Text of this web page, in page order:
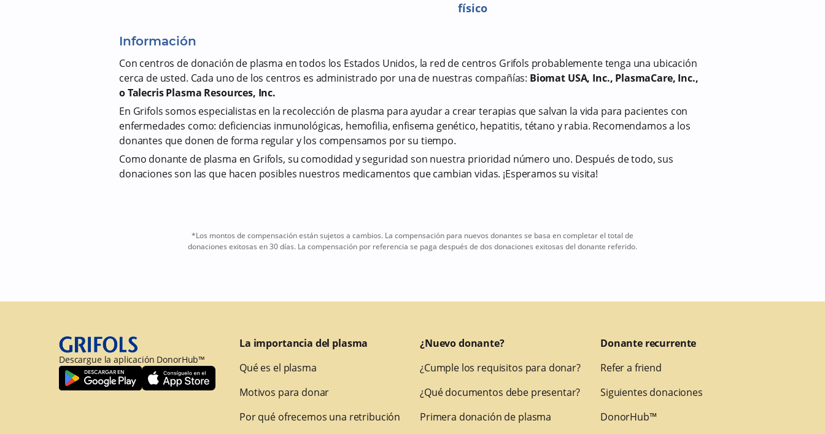
físico
Información
Con centros de donación de plasma en todos los Estados Unidos, la red de centros Grifols probablemente tenga una ubicación
cerca de usted. Cada uno de los centros es administrado por una de nuestras compañías: Biomat USA, Inc., PlasmaCare, Inc.,
o Talecris Plasma Resources, Inc.
En Grifols somos especialistas en la recolección de plasma para ayudar a crear terapias que salvan la vida para pacientes con
enfermedades como: deficiencias inmunológicas, hemofilia, enfisema genético, hepatitis, tétano y rabia. Recomendamos a los
donantes que donen de forma regular y los compensamos por su tiempo.
Como donante de plasma en Grifols, su comodidad y seguridad son nuestra prioridad número uno. Después de todo, sus
donaciones son las que hacen posibles nuestros medicamentos que cambian vidas. ¡Esperamos su visita!
*Los montos de compensación están sujetos a cambios. La compensación para nuevos donantes se basa en completar el total de
donaciones exitosas en 30 días. La compensación por referencia se paga después de dos donaciones exitosas del donante referido.
Descargue la aplicación DonorHub™
La importancia del plasma
Qué es el plasma
Motivos para donar
Por qué ofrecemos una retribución
¿Nuevo donante?
¿Cumple los requisitos para donar?
¿Qué documentos debe presentar?
Primera donación de plasma
Donante recurrente
Refer a friend
Siguientes donaciones
DonorHub™